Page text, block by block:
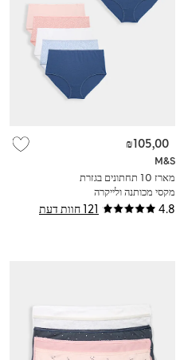
4.8 121 חוות דעת
M&S
מארז 10 תחתונים בגזרת
מקסי מכותנה ולייקרה
₪105,00